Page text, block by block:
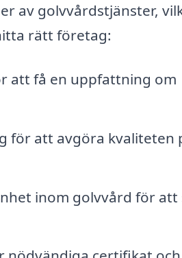
av golvvårdstjänster,
rätt företag:
att få en uppfattning om
för att avgöra kvaliteten
inom golvvård för att